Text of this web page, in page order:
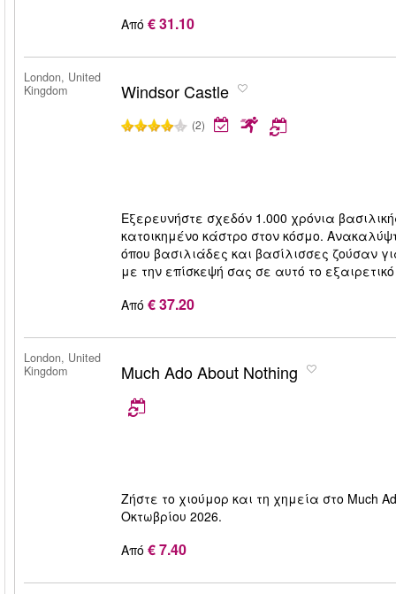
Από € 31.10
London, United
Kingdom
Windsor Castle
(2)
Εξερευνήστε σχεδόν 1.000 χρόνια
κατοικημένο κάστρο στον κόσμο.
όπου βασιλιάδες και βασίλισσες ζούσαν
με την επίσκεψή σας σε αυτό το
Από € 37.20
London, United
Kingdom
Much Ado About Nothing
Ζήστε το χιούμορ και τη χημεία στο Much
Οκτωβρίου 2026.
Από € 7.40